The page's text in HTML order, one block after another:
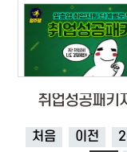
취업성공패키
처음 이전